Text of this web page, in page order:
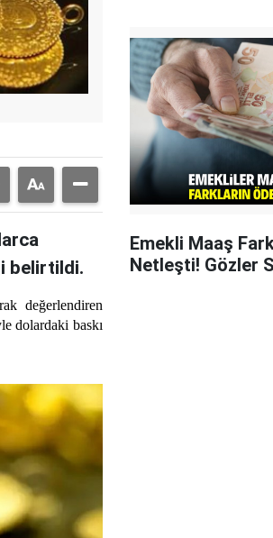
belirtildi.
değerlendiren
dolardaki baskı
Emekli Maaş
Netleşti! Gözler